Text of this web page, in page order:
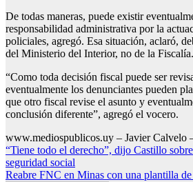
De todas maneras, puede existir
responsabilidad administrativa por la
policiales, agregó. Esa situación, aclaró,
del Ministerio del Interior, no de la Fiscalía.
“Como toda decisión fiscal puede ser
eventualmente los denunciantes pueden
que otro fiscal revise el asunto y
conclusión diferente”, agregó el vocero.
www.mediospublicos.uy – Javier Calvelo
Navegación
de
“Tiene todo el derecho”, dijo Castillo
seguridad social
Reabre FNC en Minas con una plantilla